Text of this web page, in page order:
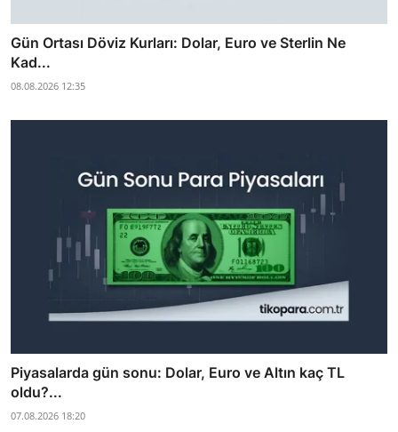
Gün Ortası Döviz Kurları: Dolar, Euro ve Sterlin Ne
Kad...
08.08.2026 12:35
Piyasalarda gün sonu: Dolar, Euro ve Altın kaç TL
oldu?...
07.08.2026 18:20